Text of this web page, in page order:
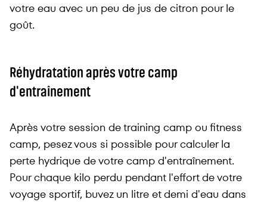
votre eau avec un peu de jus de citron pour le
goût.
Réhydratation après votre camp
d'entraînement
Après votre session de training camp ou fitness
camp, pesez vous si possible pour calculer la
perte hydrique de votre camp d'entraînement.
Pour chaque kilo perdu pendant l'effort de votre
voyage sportif, buvez un litre et demi d'eau dans